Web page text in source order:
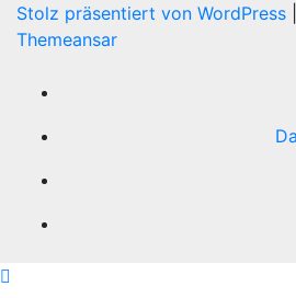
Stolz präsentiert von WordPress
Themeansar